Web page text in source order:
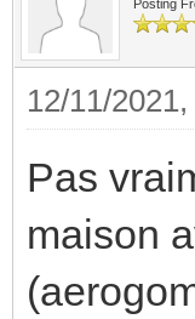
Posting
12/11/
Pas
maison